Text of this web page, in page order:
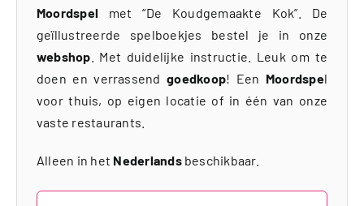
Moordspel met “De Koudgemaakte Kok”. De
geïllustreerde spelboekjes bestel je in onze
webshop . Met duidelijke instructie. Leuk om te
doen en verrassendgoedkoop! Een Moordspel
voor thuis, op eigen locatie of in één van onze
vaste restaurants.
Alleen in het Nederlandsbeschikbaar.